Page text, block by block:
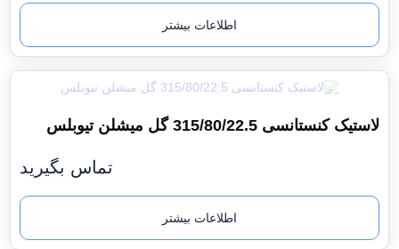
اطلاعات بیشتر
لاستیک کنستانسی 315/80/22.5 گل میشلن تیوبلس
تماس بگیرید
اطلاعات بیشتر